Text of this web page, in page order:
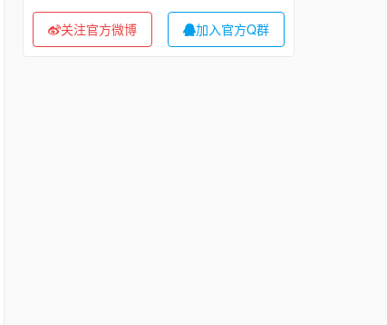
关注官方微博 加入官方Q群